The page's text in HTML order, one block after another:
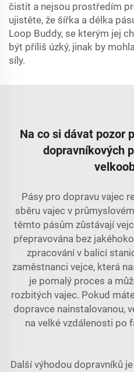
čistit a nejsou prostředím
ujistěte, že šířka a délka
Loop Buddy, se kterým jej
být příliš úzký, jinak by
síly.
Na co si dávat pozor
dopravníkových
Pásy pro dopravu vajec
sběru vajec v
těmto pásům zůstávají
přepravována bez
zpracování v balicí
zaměstnanci vejce, která
je pomalý proces a
rozbitých vajec. Pokud
dopravce nainstalovanou,
na velké vzdálenosti po
Další výhodou dopravníků